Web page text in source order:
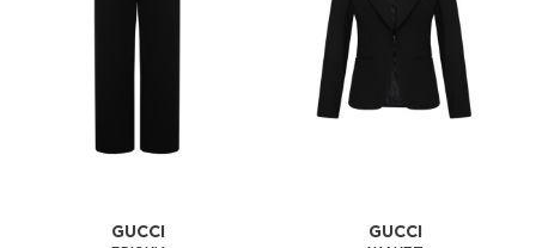
GUCCI GUCCI